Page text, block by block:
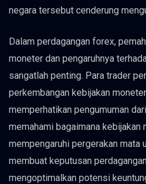
negara tersebut cenderung
Dalam perdagangan forex,
moneter dan pengaruhnya
sangatlah penting. Para trader
perkembangan kebijakan
memperhatikan pengumuman
memahami bagaimana kebijakan
mempengaruhi pergerakan mata
membuat keputusan
mengoptimalkan potensi